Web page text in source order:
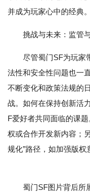
并成为玩家心中的经典。
挑战与未来：监管
尽管蜀门SF为玩家
法性和安全性问题也一
不断变化和政策法规的
战。如何在保持创新活
F爱好者共同面临的课
权或合作开发新内容；
规化”路径，如加强版权
蜀门SF图片背后所展